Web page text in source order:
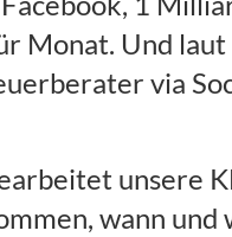
Monat. Und
via
unsere
wann und